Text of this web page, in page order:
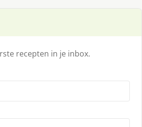
recepten in je inbox.